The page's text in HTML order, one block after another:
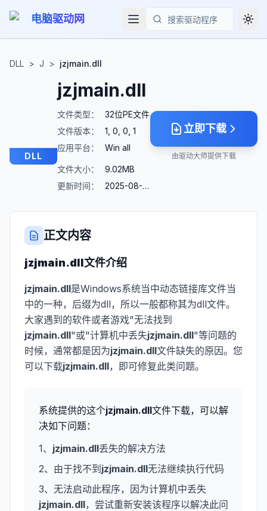
电脑驱动网
搜索
DLL > J > jzjmain.dll
DLL
jzjmain.dll
文件类型：
32位PE文件
文件版本：
1, 0, 0, 1
应用平台：
Win all
文件大小：
9.02MB
更新时间：
2025-08-23
立即下载
由驱动大师提供下载
正文内容
jzjmain.dll文件介绍
jzjmain.dll是Windows系统当中动态链接库文件当
中的一种，后缀为dll，所以一般都称其为dll文件。
大家遇到的软件或者游戏"无法找到
jzjmain.dll"或"计算机中丢失jzjmain.dll"等问题的
时候，通常都是因为jzjmain.dll文件缺失的原因。您
可以下载jzjmain.dll，即可修复此类问题。
系统提供的这个jzjmain.dll文件下载，可以解
决如下问题：
1、 jzjmain.dll丢失的解决方法
2、由于找不到 jzjmain.dll无法继续执行代码
3、无法启动此程序，因为计算机中丢失
jzjmain.dll，尝试重新安装该程序以解决此问